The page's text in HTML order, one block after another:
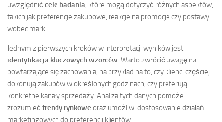
uwzględnić cele badania, które mogą dotyczyć różnych aspektów,
takich jak preferencje zakupowe, reakcje na promocje czy postawy
wobec marki.
Jednym z pierwszych kroków w interpretacji wyników jest
identyfikacja kluczowych wzorców. Warto zwrócić uwagę na
powtarzające się zachowania, na przykład na to, czy klienci częściej
dokonują zakupów w określonych godzinach, czy preferują
konkretne kanały sprzedaży. Analiza tych danych pomoże
zrozumieć trendy rynkowe oraz umożliwi dostosowanie działań
marketingowych do preferencji klientów.